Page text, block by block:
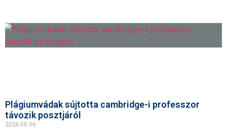
Plágiumvádak sújtotta cambridge-i professzor
távozik posztjáról
2026.08.06.